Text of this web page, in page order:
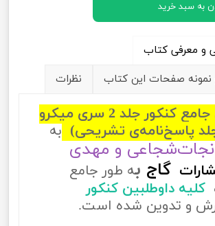
به سبد خرید
و معرفی کتاب
صفحات این کتاب
نظرات
کتاب فارسی جامع کنکور جلد 2 سری میکرو
پاسخ‌نامه‌ی تشریحی) به
نجات‌شجاعی و مهدی
گاج به طور جامع
کلیه داوطلبین کنکور
و تدوین شده است.